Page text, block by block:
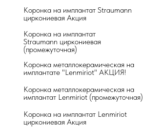
Коронка на имплантат
Straumann циркониевая
(промежуточная)
Коронка на имплантат Straumann
циркониевая Акция
Коронка на имплантат Lenmiriot
циркониевая Акция
Коронка металлокерамическая на
имплантате "Lenmiriot" АКЦИЯ!
Коронка металлокерамическая на
имплантат Lenmiriot (промежуточная)